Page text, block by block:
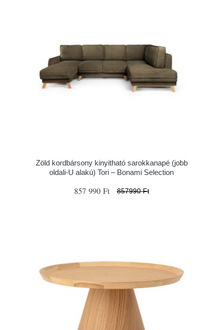
Zöld kordbársony kinyitható sarokkanapé (jobb
oldali-U alakú) Tori – Bonami Selection
857 990 Ft 857990 Ft